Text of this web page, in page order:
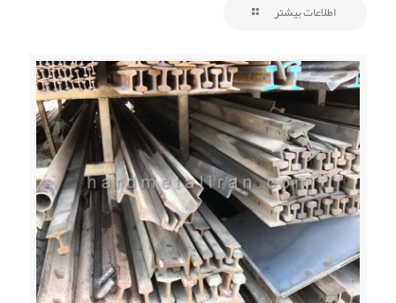
اطلاعات بیشتر